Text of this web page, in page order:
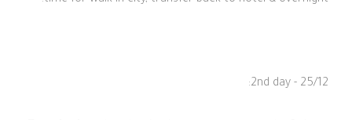
2nd day - 25/12: